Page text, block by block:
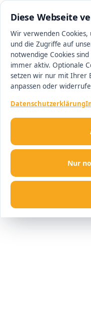
Diese Webseite
Wir verwenden
und die Zugriffe auf
notwendige Cookies
immer aktiv. Optionale
setzen wir nur mit Ihrer
anpassen oder
Datenschutzerklärung
Nur